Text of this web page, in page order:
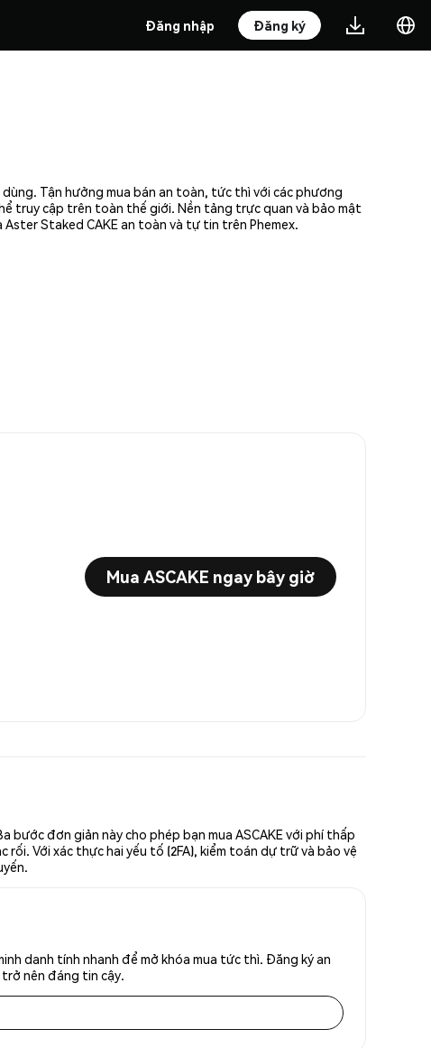
Đăng nhập Đăng ký
Tận hưởng mua bán an toàn, tức thì với các phương
truy cập trên toàn thế giới. Nền tảng trực quan và bảo mật
Aster Staked CAKE an toàn và tự tin trên Phemex.
Mua ASCAKE ngay bây giờ
bước đơn giản này cho phép bạn mua ASCAKE với phí thấp
Với xác thực hai yếu tố (2FA), kiểm toán dự trữ và bảo vệ
danh tính nhanh để mở khóa mua tức thì. Đăng ký an
nên đáng tin cậy.